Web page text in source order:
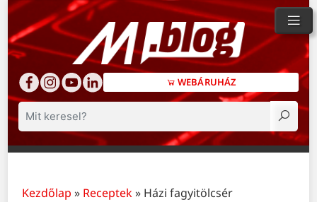
WEBÁRUHÁZ
Keresés
Kezdőlap » Receptek» Házi fagyitölcsér